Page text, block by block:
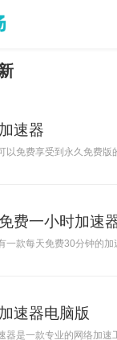
速器
以免费享受到永久免费
费一小时加速
一款每天免费30分钟的
速器电脑版
器是一款专业的网络加